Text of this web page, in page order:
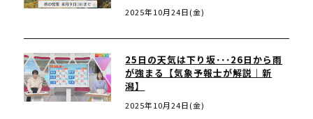
2025年10月24日(金)
25日の天気は下り坂･･･26日から雨
が強まる【気象予報士が解説｜新
潟】
2025年10月24日(金)